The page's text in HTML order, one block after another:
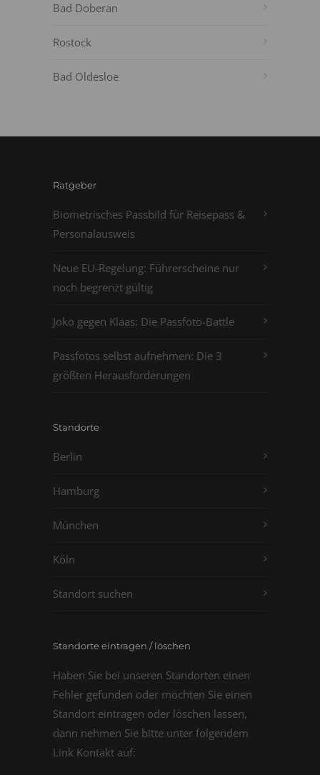
Bad Doberan
Rostock
Bad Oldesloe
Ratgeber
Biometrisches Passbild für Reisepass &
Personalausweis
Neue EU-Regelung: Führerscheine nur
noch begrenzt gültig
Joko gegen Klaas: Die Passfoto-Battle
Passfotos selbst aufnehmen: Die 3
größten Herausforderungen
Standorte
Berlin
Hamburg
München
Köln
Standort suchen
Standorte eintragen / löschen
Haben Sie bei unseren Standorten einen
Fehler gefunden oder möchten Sie einen
Standort eintragen oder löschen lassen,
dann nehmen Sie bitte unter folgendem
Link Kontakt auf: